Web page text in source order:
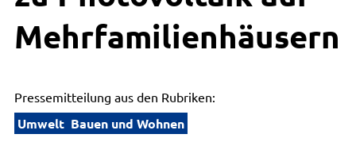
Mehrfamilienhäusern
Pressemitteilung aus den Rubriken:
Umwelt Bauen und Wohnen